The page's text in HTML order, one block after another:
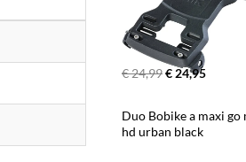
€ 24,99€ 24,95
Duo Bobike a maxi go
hd urban black